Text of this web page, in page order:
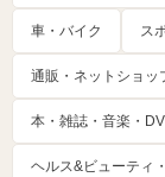
車・バイク ス
通販・ネットショッ
本・雑誌・音楽・
ヘルス&ビューティ